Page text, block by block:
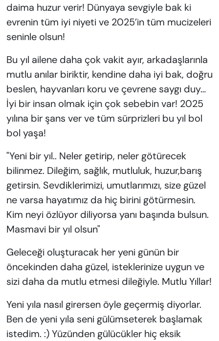
daima huzur verir! Dünyaya sevgiyle bak ki
evrenin tüm iyi niyeti ve 2025’in tüm mucizeleri
seninle olsun!
Bu yıl ailene daha çok vakit ayır, arkadaşlarınla
mutlu anılar biriktir, kendine daha iyi bak, doğru
beslen, hayvanları koru ve çevrene saygı duy…
İyi bir insan olmak için çok sebebin var! 2025
yılına bir şans ver ve tüm sürprizleri bu yıl bol
bol yaşa!
"Yeni bir yıl.. Neler getirip, neler götürecek
bilinmez. Dileğim, sağlık, mutluluk, huzur,barış
getirsin. Sevdiklerimizi, umutlarımızı, size güzel
ne varsa hayatımız da hiç birini götürmesin.
Kim neyi özlüyor diliyorsa yanı başında bulsun.
Masmavi bir yıl olsun"
Geleceği oluşturacak her yeni günün bir
öncekinden daha güzel, isteklerinize uygun ve
sizi daha da mutlu etmesi dileğiyle. Mutlu Yıllar!
Yeni yıla nasıl girersen öyle geçermiş diyorlar.
Ben de yeni yıla seni gülümseterek başlamak
istedim. :) Yüzünden gülücükler hiç eksik